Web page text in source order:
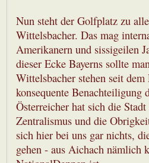
Nun steht der Golfplatz zu
Wittelsbacher. Das mag
Amerikanern und sissigeilen
dieser Ecke Bayerns sollte
Wittelsbacher stehen seit
konsequente Benachteiligung
Österreicher hat sich die
Zentralismus und die
sich hier bei uns gar nichts,
gehen - aus Aichach nämlich